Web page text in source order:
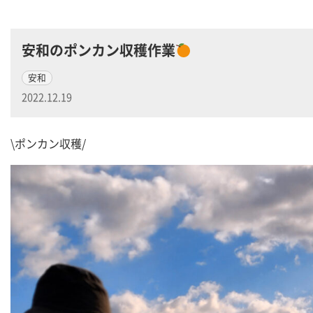
安和のポンカン収穫作業
安和
2022.12.19
\ポンカン収穫/